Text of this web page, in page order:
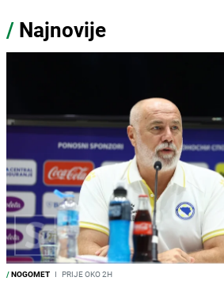
/ Najnovije
/NOGOMET I PRIJE OKO 2H